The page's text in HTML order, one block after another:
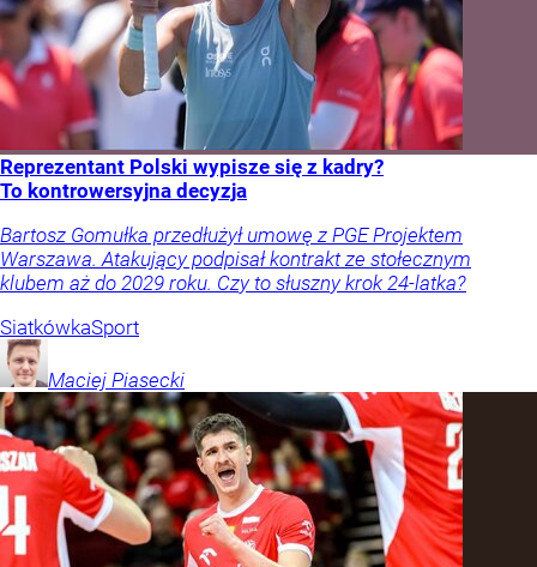
Reprezentant Polski wypisze się z kadry?
To kontrowersyjna decyzja
Bartosz Gomułka przedłużył umowę z PGE Projektem
Warszawa. Atakujący podpisał kontrakt ze stołecznym
klubem aż do 2029 roku. Czy to słuszny krok 24-latka?
SiatkówkaSport
Maciej Piasecki